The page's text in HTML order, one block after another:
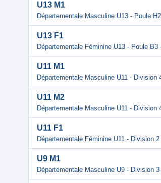
U13 M1
Départementale Masculine U13 - Poule
U13 F1
Départementale Féminine U13 - Poule
U11 M1
Départementale Masculine U11 - Division
U11 M2
Départementale Masculine U11 - Division
U11 F1
Départementale Féminine U11 - Division
U9 M1
Départementale Masculine U9 - Division